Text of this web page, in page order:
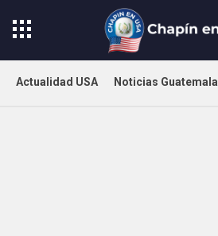
Actualidad USA Noticias Guatemala